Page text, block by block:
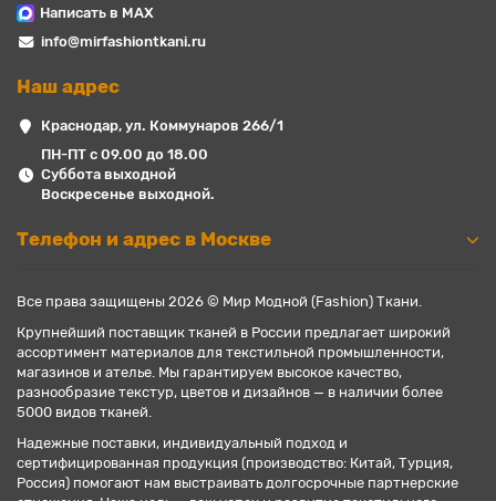
Написать в MAX
info@mirfashiontkani.ru
Наш адрес
Краснодар, ул. Коммунаров 266/1
ПН-ПТ с 09.00 до 18.00
Суббота выходной
Воскресенье выходной.
Телефон и адрес в Москве
Все права защищены 2026 © Мир Модной (Fashion) Ткани.
Крупнейший поставщик тканей в России предлагает широкий
ассортимент материалов для текстильной промышленности,
магазинов и ателье. Мы гарантируем высокое качество,
разнообразие текстур, цветов и дизайнов — в наличии более
5000 видов тканей.
Надежные поставки, индивидуальный подход и
сертифицированная продукция (производство: Китай, Турция,
Россия) помогают нам выстраивать долгосрочные партнерские